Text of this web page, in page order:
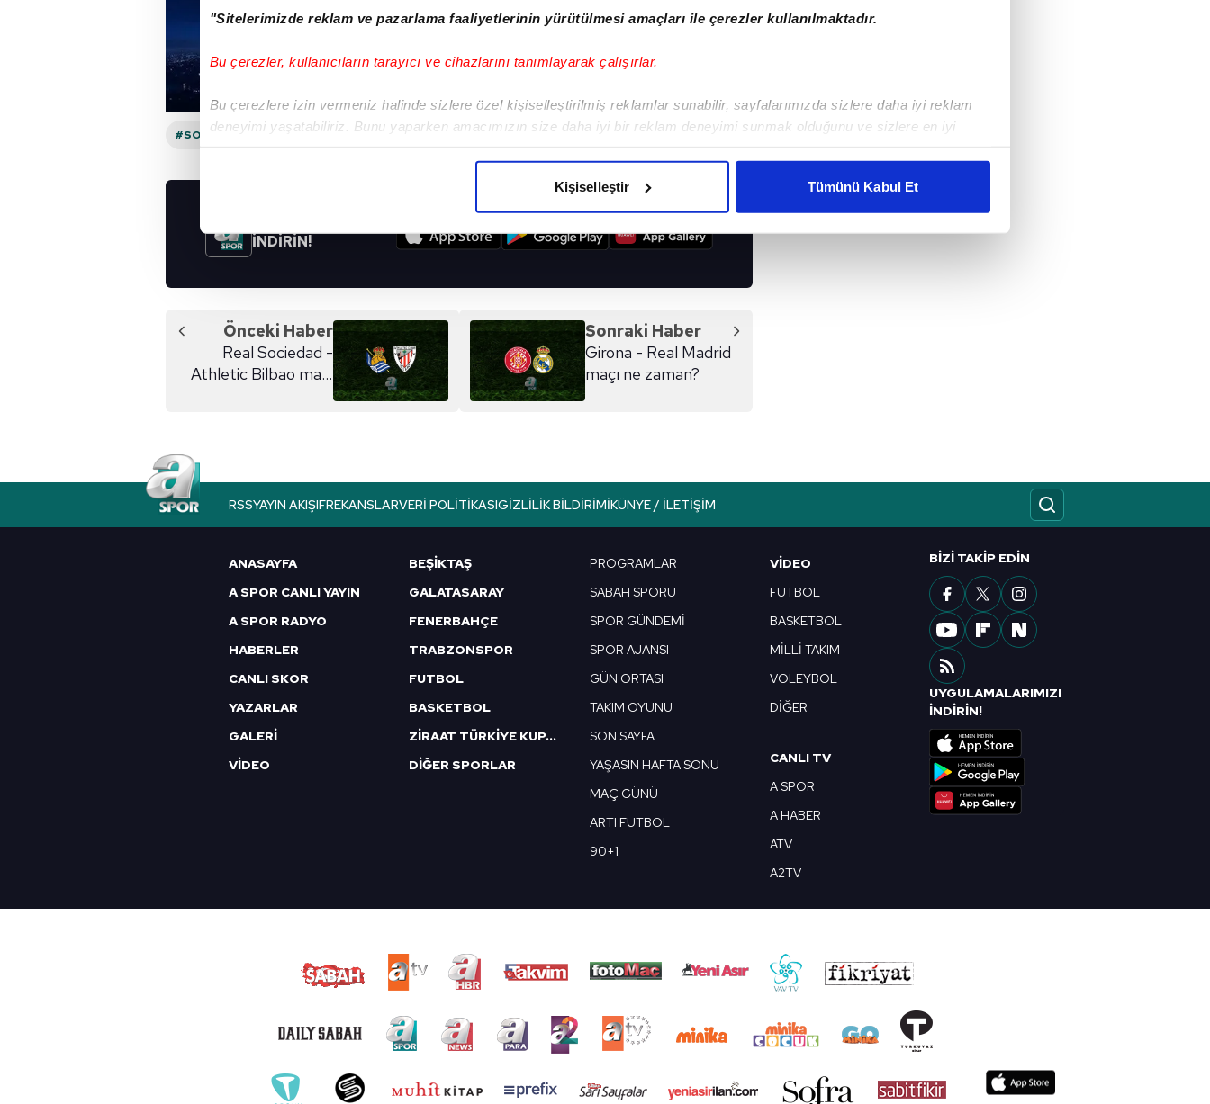
"Sitelerimizde reklam ve pazarlama faaliyetlerinin yürütülmesi amaçları ile çerezler kullanılmaktadır.
Bu çerezler, kullanıcıların tarayıcı ve cihazlarını tanımlayarak çalışırlar.
Bu çerezlere izin vermeniz halinde sizlere özel kişiselleştirilmiş reklamlar sunabilir, sayfalarımızda sizlere daha iyi reklam
deneyimi yaşatabiliriz. Bunu yaparken amacımızın size daha iyi bir reklam deneyimi sunmak olduğunu ve sizlere en iyi
Her halükârda, kullanıcılar, bu çerezlere izin vermedikleri takdirde, kullanıcılara hedefli reklamlar gösterilmeyecektir."
Sizlere daha iyi bir hizmet sunabilmek için İnternet Sitemizde kendimize ve üçüncü kişilere ait çerezler kullanılmaktadır. Bu
reklam/pazarlama faaliyetlerinin yapılması, amaçlarıyla sınırlı olarak açık rızanız dahilinde kullanılacaktır.
Çerezlere ilişkin tercihlerinizi aşağıda yer alan panel vasıtasıyla belirleyebilirsiniz. Çerezlere ilişkin detaylı bilgi için Ayarlar
butonuna tıklayabilir,Çerez Bilgilendirme Metnimizi ziyaret edebilirsiniz.
Kişiselleştir Tümünü Kabul Et
#SON DAKIKA
İNDİRİN!
Önceki Haber
Real Sociedad -
Athletic Bilbao maçı
Sonraki Haber
Girona - Real Madrid
maçı ne zaman?
RSSYAYIN AKIŞIFREKANSLARVERI POLITIKASIGIZLILIK BILDIRIMIKÜNYE / İLETIŞIM
ANASAYFA
A SPOR CANLI YAYIN
A SPOR RADYO
HABERLER
CANLI SKOR
YAZARLAR
GALERİ
VİDEO
BEŞİKTAŞ
GALATASARAY
FENERBAHÇE
TRABZONSPOR
FUTBOL
BASKETBOL
ZİRAAT TÜRKİYE KUPASI
DİĞER SPORLAR
PROGRAMLAR
SABAH SPORU
SPOR GÜNDEMİ
SPOR AJANSI
GÜN ORTASI
TAKIM OYUNU
SON SAYFA
YAŞASIN HAFTA SONU
MAÇ GÜNÜ
ARTI FUTBOL
90+1
VIDEO
FUTBOL
BASKETBOL
MİLLİ TAKIM
VOLEYBOL
DİĞER
CANLI TV
A SPOR
A HABER
ATV
A2TV
BIZI TAKIP EDIN
UYGULAMALARIMIZI
İNDİRİN!